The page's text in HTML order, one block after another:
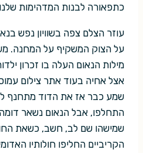
כתפאורה לבנות המדהימות
עוזר הצלם צפה בשוויון נפש
על הצוק המשקיף על המחנה.
מילות הנאום העלה בו זכרון
אצל אחיה בעוד אתר צילום
שמע כבר אז את הדוד מתחנף
התחלפו, אבל הנאום נשאר
שמישהו שם לב, חשב, כשאת
הקריביים החליפו חולותיו